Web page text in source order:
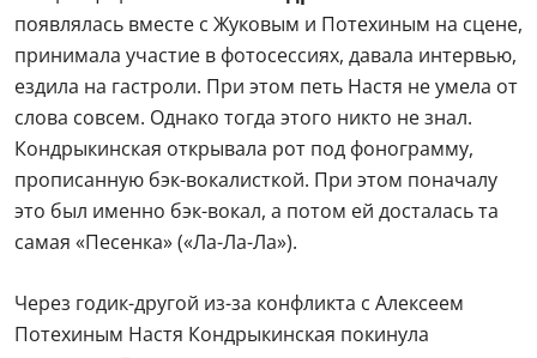
появлялась вместе с Жуковым и Потехиным на сцене,
принимала участие в фотосессиях, давала интервью,
ездила на гастроли. При этом петь Настя не умела от
слова совсем. Однако тогда этого никто не знал.
Кондрыкинская открывала рот под фонограмму,
прописанную бэк-вокалисткой. При этом поначалу
это был именно бэк-вокал, а потом ей досталась та
самая «Песенка» («Ла-Ла-Ла»).
Через годик-другой из-за конфликта с Алексеем
Потехиным Настя Кондрыкинская покинула